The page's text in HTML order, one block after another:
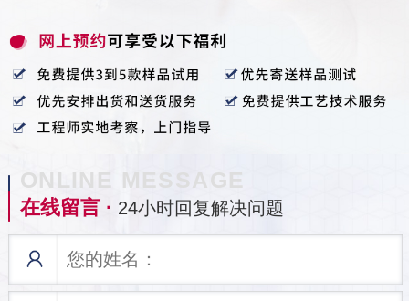
ONLINE MESSAGE
在线留言 · 24小时回复解决问题